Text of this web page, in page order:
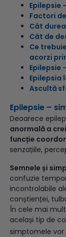
Epilepsie
Factori
Cât
Cât de
Ce
acorzi
Epilepsie
Epilepsia
Ascultă
Epilepsie –
Deoarece
anormală a
funcție
senzațiile,
Semnele și
confuzie
incontrolabile
conștienței,
În cele mai
același tip de
simptomele vor